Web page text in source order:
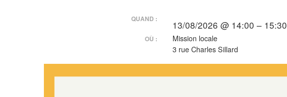
QUAND : 13/08/2026 @ 14:00 – 15:30
OÙ :
Mission locale
3 rue Charles Sillard